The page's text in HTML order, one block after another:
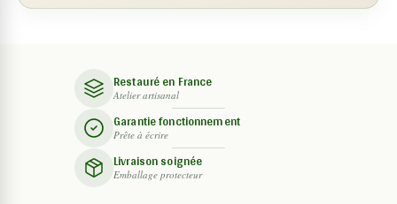
Restauré en France
Atelier artisanal
Garantie fonctionnement
Prête à écrire
Livraison soignée
Emballage protecteur